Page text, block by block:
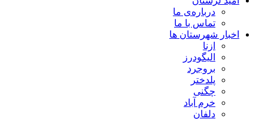
درباره‌ی ما
تماس با ما
اخبار شهرستان ها
ازنا
الیگودرز
بروجرد
پلدختر
چگنی
خرم آباد
دلفان